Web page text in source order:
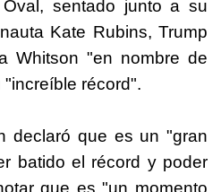
sentado junto a su
Kate Rubins, Trump
Whitson "en nombre de
récord".
declaró que es un "gran
batido el récord y poder
que es "un momento